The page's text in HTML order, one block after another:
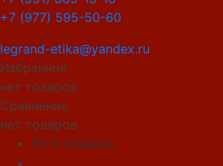
+7 (977) 595-50-60
legrand-etika@yandex.ru
Избранное
нет товаров
Сравнение
нет товаров
Р0 0 товаров